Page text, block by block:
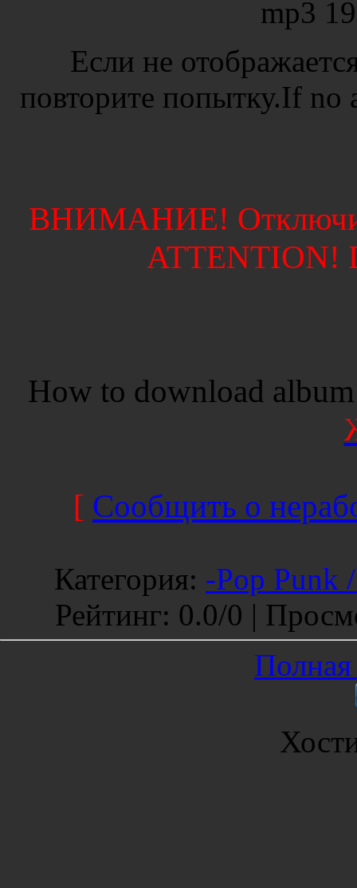
mp3
Если не
повторите попытку.If
ВНИМАНИЕ!
ATTENTION!
How to download
[ Сообщить о
Категория: -Pop Punk
Рейтинг: 0.0/0 |
Полная